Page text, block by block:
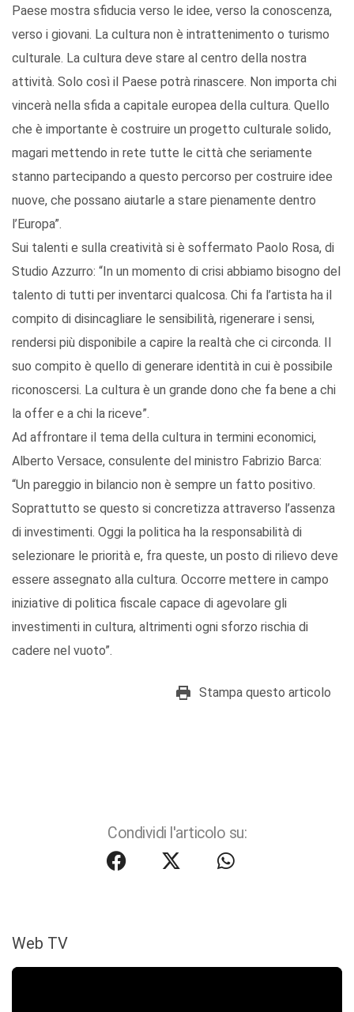
Paese mostra sfiducia verso le idee, verso la conoscenza,
verso i giovani. La cultura non è intrattenimento o turismo
culturale. La cultura deve stare al centro della nostra
attività. Solo così il Paese potrà rinascere. Non importa chi
vincerà nella sfida a capitale europea della cultura. Quello
che è importante è costruire un progetto culturale solido,
magari mettendo in rete tutte le città che seriamente
stanno partecipando a questo percorso per costruire idee
nuove, che possano aiutarle a stare pienamente dentro
l’Europa”.
Sui talenti e sulla creatività si è soffermato Paolo Rosa, di
Studio Azzurro: “In un momento di crisi abbiamo bisogno del
talento di tutti per inventarci qualcosa. Chi fa l’artista ha il
compito di disincagliare le sensibilità, rigenerare i sensi,
rendersi più disponibile a capire la realtà che ci circonda. Il
suo compito è quello di generare identità in cui è possibile
riconoscersi. La cultura è un grande dono che fa bene a chi
la offer e a chi la riceve”.
Ad affrontare il tema della cultura in termini economici,
Alberto Versace, consulente del ministro Fabrizio Barca:
“Un pareggio in bilancio non è sempre un fatto positivo.
Soprattutto se questo si concretizza attraverso l’assenza
di investimenti. Oggi la politica ha la responsabilità di
selezionare le priorità e, fra queste, un posto di rilievo deve
essere assegnato alla cultura. Occorre mettere in campo
iniziative di politica fiscale capace di agevolare gli
investimenti in cultura, altrimenti ogni sforzo rischia di
cadere nel vuoto”.
Stampa questo articolo
Condividi l'articolo su:
Web TV